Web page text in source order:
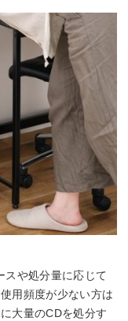
スや処分量に応じて
用頻度が少ない方は
大量のCDを処分す